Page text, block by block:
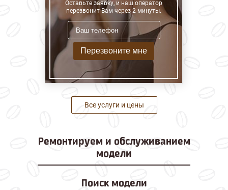
Оставьте заявку, и наш оператор
перезвонит Вам через 2 минуты.
Перезвоните мне
Все услуги и цены
Ремонтируем и обслуживанием
модели
Поиск модели